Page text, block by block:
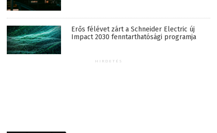
Erős félévet zárt a Schneider Electric új
Impact 2030 fenntarthatósági programja
HIRDETÉS